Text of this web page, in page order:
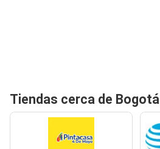
Tiendas cerca de Bogotá